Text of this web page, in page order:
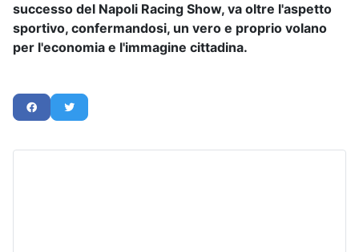
successo del Napoli Racing Show, va oltre l'aspetto
sportivo, confermandosi, un vero e proprio volano
per l'economia e l'immagine cittadina.